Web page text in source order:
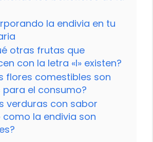
la endivia en tu
otras frutas que
con la letra «I» existen?
flores comestibles son
para el consumo?
verduras con sabor
la endivia son